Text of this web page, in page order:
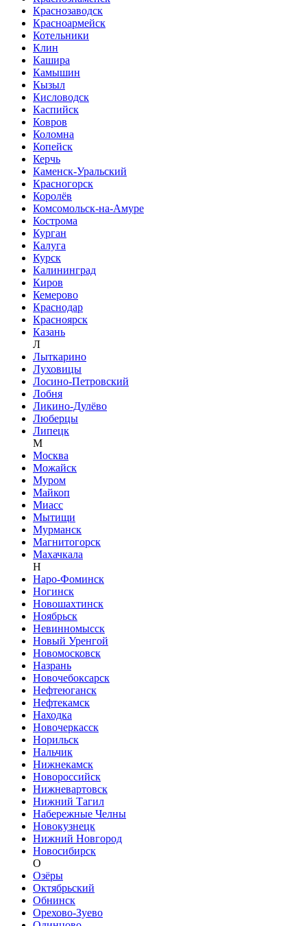
Краснозаводск
Красноармейск
Котельники
Клин
Кашира
Камышин
Кызыл
Кисловодск
Каспийск
Ковров
Коломна
Копейск
Керчь
Каменск-Уральский
Красногорск
Королёв
Комсомольск-на-Амуре
Кострома
Курган
Калуга
Курск
Калининград
Киров
Кемерово
Краснодар
Красноярск
Казань
Л
Лыткарино
Луховицы
Лосино-Петровский
Лобня
Ликино-Дулёво
Люберцы
Липецк
М
Москва
Можайск
Муром
Майкоп
Миасс
Мытищи
Мурманск
Магнитогорск
Махачкала
Н
Наро-Фоминск
Ногинск
Новошахтинск
Ноябрьск
Невинномысск
Новый Уренгой
Новомосковск
Назрань
Новочебоксарск
Нефтеюганск
Нефтекамск
Находка
Новочеркасск
Норильск
Нальчик
Нижнекамск
Новороссийск
Нижневартовск
Нижний Тагил
Набережные Челны
Новокузнецк
Нижний Новгород
Новосибирск
О
Озёры
Октябрьский
Обнинск
Орехово-Зуево